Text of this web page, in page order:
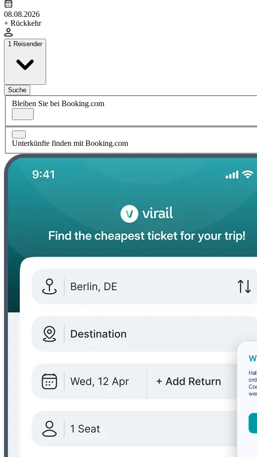
08.08.2026
+ Rückkehr
1 Reisender
Suche
Bleiben Sie bei Booking.com
Unterkünfte finden mit Booking.com